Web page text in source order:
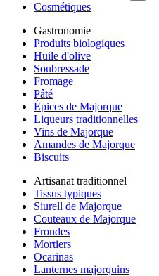
Cosmétiques
Gastronomie
Produits biologiques
Huile d'olive
Soubressade
Fromage
Pâté
Épices de Majorque
Liqueurs traditionnelles
Vins de Majorque
Amandes de Majorque
Biscuits
Artisanat traditionnel
Tissus typiques
Siurell de Majorque
Couteaux de Majorque
Frondes
Mortiers
Ocarinas
Lanternes majorquins